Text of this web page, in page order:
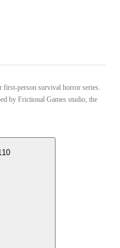
first-person survival horror series.
by Frictional Games studio, the